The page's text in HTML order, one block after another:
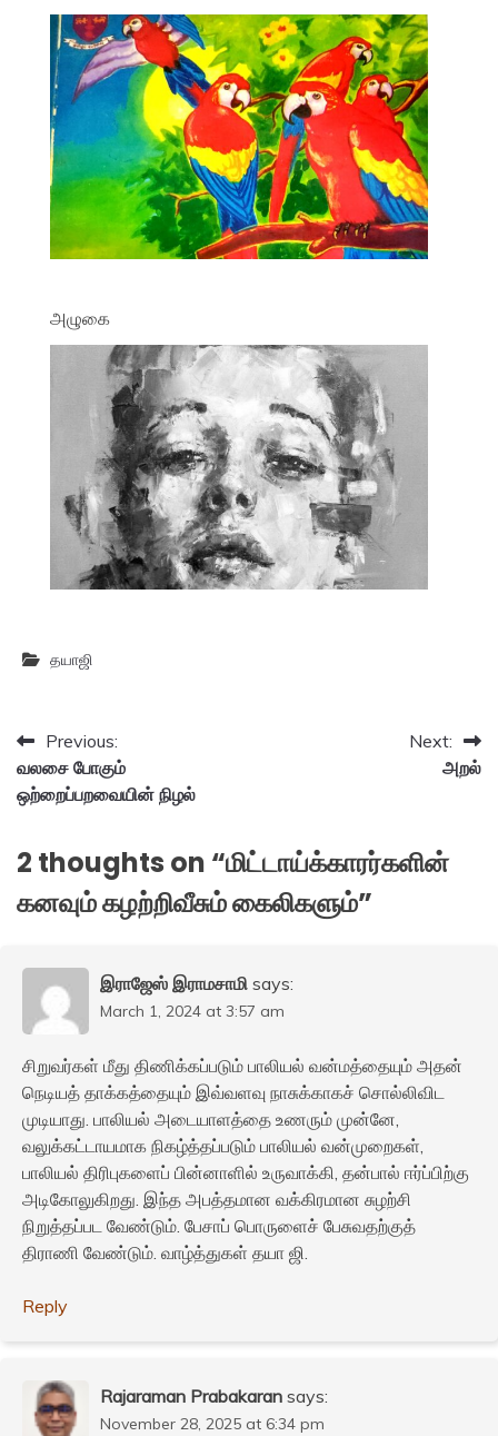
அழுகை
தயாஜி
Post
navigation
Previous:
வலசை போகும்
ஒற்றைப்பறவையின் நிழல்
Next:
அறல்
2 thoughts on “மிட்டாய்க்காரர்களின்
கனவும் கழற்றிவீசும் கைலிகளும்”
இராஜேஸ் இராமசாமி says:
March 1, 2024 at 3:57 am
சிறுவர்கள் மீது திணிக்கப்படும் பாலியல் வன்மத்தையும் அதன்
நெடியத் தாக்கத்தையும் இவ்வளவு நாசுக்காகச் சொல்லிவிட
முடியாது. பாலியல் அடையாளத்தை உணரும் முன்னே,
வலுக்கட்டாயமாக நிகழ்த்தப்படும் பாலியல் வன்முறைகள்,
பாலியல் திரிபுகளைப் பின்னாளில் உருவாக்கி, தன்பால் ஈர்ப்பிற்கு
அடிகோலுகிறது. இந்த அபத்தமான வக்கிரமான சுழற்சி
நிறுத்தப்பட வேண்டும். பேசாப் பொருளைச் பேசுவதற்குத்
திராணி வேண்டும். வாழ்த்துகள் தயா ஜி.
Reply
Rajaraman Prabakaran says:
November 28, 2025 at 6:34 pm